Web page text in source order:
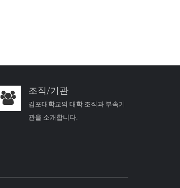
조직/기관
김포대학교의 대학 조직과 부속기
관을 소개합니다.